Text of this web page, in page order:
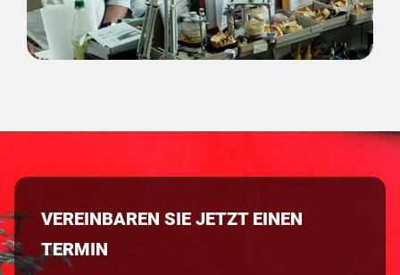
VEREINBAREN SIE JETZT EINEN
TERMIN